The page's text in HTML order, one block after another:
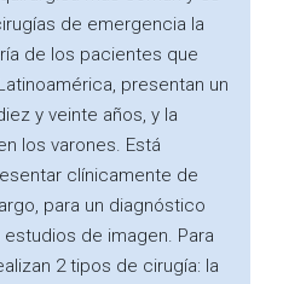
de emergencia la
de los pacientes que
presentan un
y veinte años, y la
los varones. Está
clínicamente de
para un diagnóstico
de imagen. Para
2 tipos de cirugía: la